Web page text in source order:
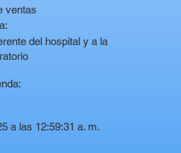
ventas
del hospital y a la
a las 12:59:31 a. m.